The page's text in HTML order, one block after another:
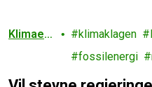
Klimaen
klimaklagen
fossilenergi